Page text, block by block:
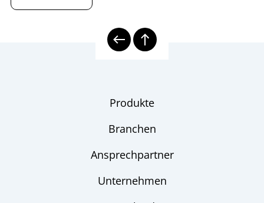
Produkte
Branchen
Ansprechpartner
Unternehmen